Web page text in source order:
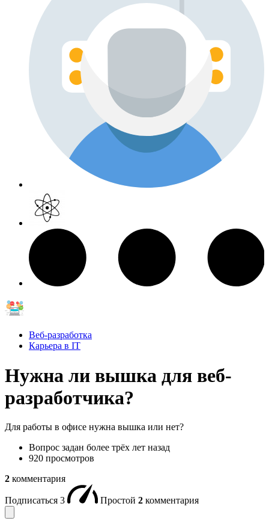
Веб-разработка
Карьера в IT
Нужна ли вышка для веб-
разработчика?
Для работы в офисе нужна вышка или нет?
Вопрос задан более трёх лет назад
920 просмотров
2 комментария
Подписаться 3 Простой 2 комментария